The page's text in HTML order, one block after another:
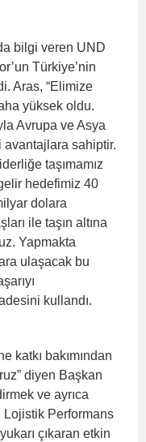
bilgi veren UND
Türkiye’nin
Aras, “Elimize
yüksek oldu.
Avrupa ve Asya
avantajlara sahiptir.
taşımamız
hedefimiz 40
dolara
ile taşın altına
Yapmakta
ulaşacak bu
kullandı.
katkı bakımından
diyen Başkan
ve ayrıca
Lojistik Performans
çıkaran etkin